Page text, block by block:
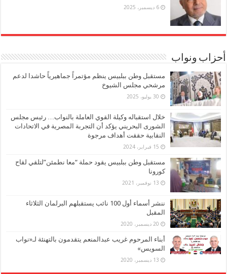
6 ديسمبر، 2025
أحزاب ونواب
مستقبل وطن ببلبيس ينظم مؤتمراً جماهيرياً حاشدا لدعم
مرشحي مجلس الشيوخ
30 يوليو، 2025
خلال استقباله وكيلة القوي العاملة بالنواب… رئيس مجلس
الشورى البحريني يؤكد أن التجربة المصرية في الاتحادات
النقابية حققت أهداف مرجوة
15 فبراير، 2024
مستقبل وطن ببلبيس يقود حملة “معا نطمئن”لتلقي لقاح
كورونا
13 نوفمبر، 2021
ننشر أسماء أول 100 نائب يستقبلهم البرلمان الثلاثاء
المقبل
20 ديسمبر، 2020
أبناء المرحوم غريب عبدالمنعم يتقدمون بالتهنئة لـ«نواب
السويس»
13 ديسمبر، 2020